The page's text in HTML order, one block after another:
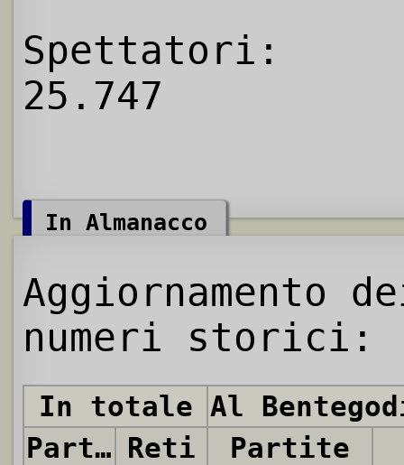
Spettatori:
25.747
In Almanacco
Aggiornamento
numeri storici:
In totale Al
Partite Reti Partite